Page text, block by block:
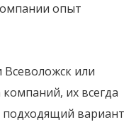
опыт
Всеволожск или
компаний, их всегда
вариант